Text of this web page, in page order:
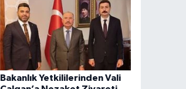
Bakanlık Yetkililerinden Vali